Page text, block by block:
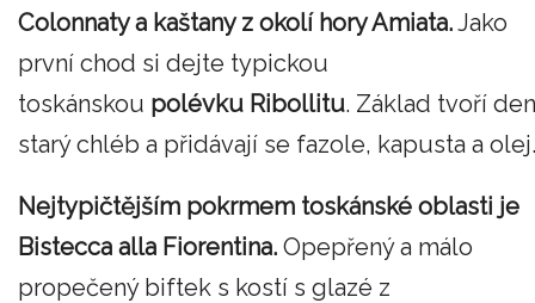
Colonnaty a kaštany z okolí hory Amiata.Jako
první chod si dejte typickou
toskánskou polévku Ribollitu. Základ tvoří den
starý chléb a přidávají se fazole, kapusta a olej.
Nejtypičtějším pokrmem toskánské oblasti je
Bistecca alla Fiorentina. Opepřený a málo
propečený biftek s kostí s glazé z